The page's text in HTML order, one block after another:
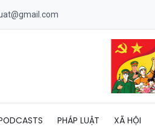
PHÁP LUẬT XÃ HỘI